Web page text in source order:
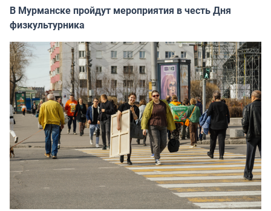
В Мурманске пройдут мероприятия в честь Дня
физкультурника